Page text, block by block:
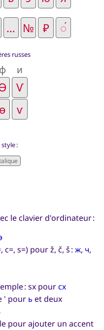
russes
ф и
:
le clavier d'ordinateur :
s=) pour ž, č, š : ж, ч,
: sx pourсх
' pour ь et deux
pour ajouter un accent